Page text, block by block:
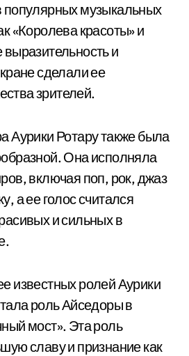
популярных музыкальных
«Королева красоты» и
и
сделали ее
зрителей.
Аурики Ротару также была
Она исполняла
включая поп, рок, джаз
а ее голос считался
и сильных в
известных ролей Аурики
роль Айседоры в
мост». Эта роль
славу и признание как